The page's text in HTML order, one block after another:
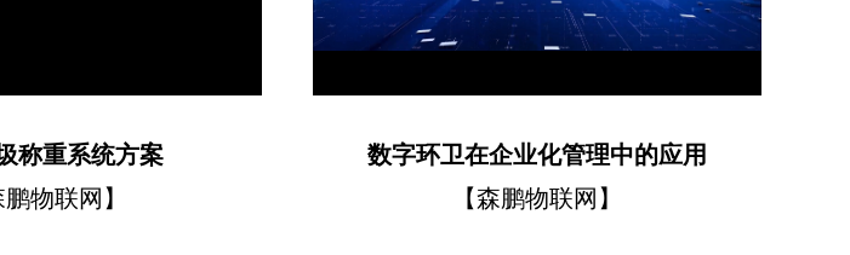
称重系统方案
鹏物联网】
Video
数字环卫在企业化管理中的应用
【森鹏物联网】